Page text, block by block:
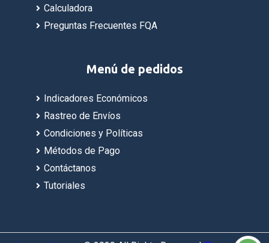
Calculadora
Preguntas Frecuentes FQA
Menú de pedidos
Indicadores Económicos
Rastreo de Envíos
Condiciones y Políticas
Métodos de Pago
Contáctanos
Tutoriales